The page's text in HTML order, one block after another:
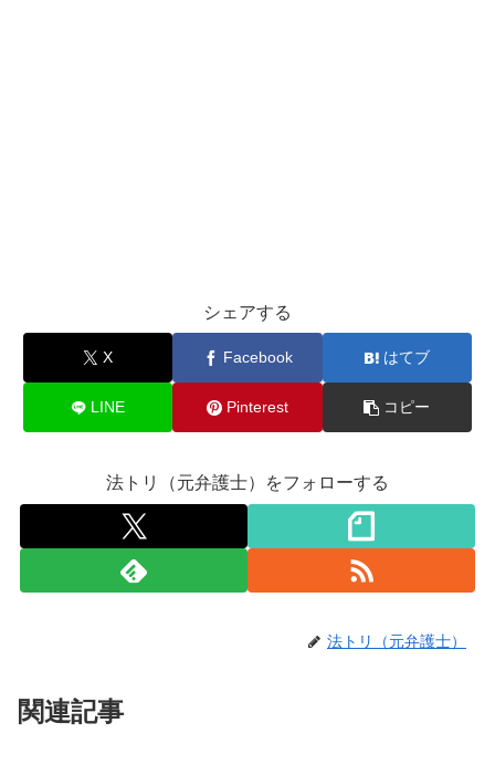
シェアする
X Facebook はてブ
LINE Pinterest コピー
法トリ（元弁護士）をフォローする
法トリ（元弁護士）
関連記事